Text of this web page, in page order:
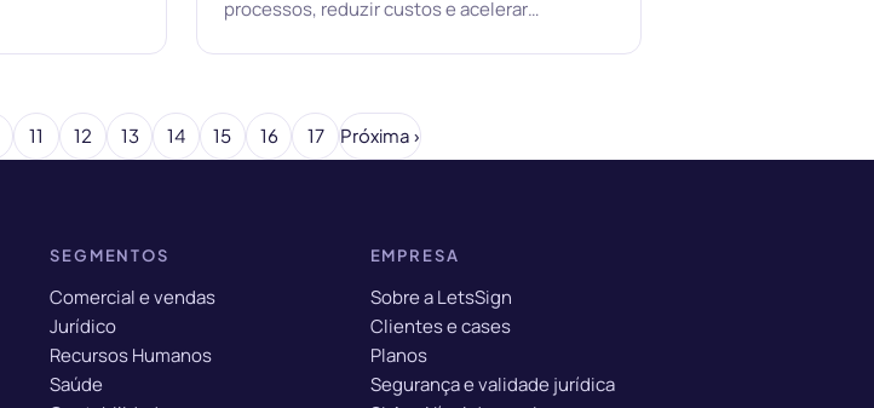
processos, reduzir custos e acelerar
11 12 13 14 15 16 17 Próxima ›
SEGMENTOS
Comercial e vendas
Jurídico
Recursos Humanos
Saúde
EMPRESA
Sobre a LetsSign
Clientes e cases
Planos
Segurança e validade jurídica